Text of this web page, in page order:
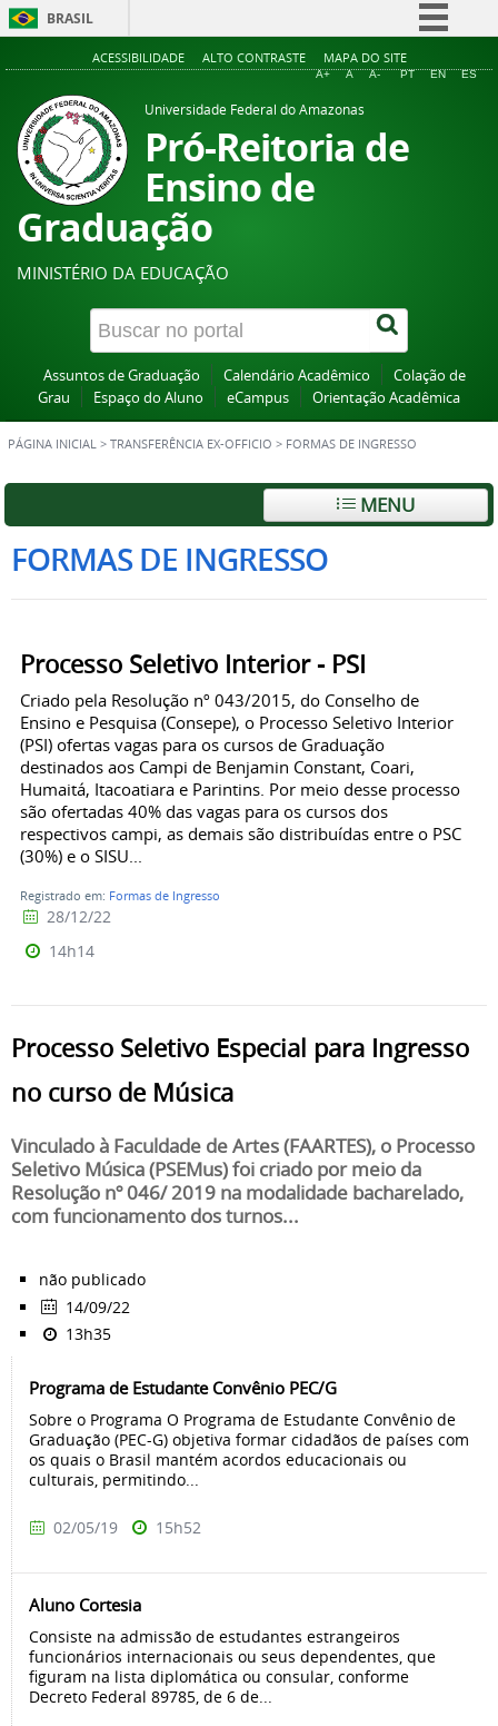
BRASIL
Simplifique!
Acesso à informação
ACESSIBILIDADE ALTO CONTRASTE MAPA DO SITE
A+ A A- PT EN ES
Universidade Federal do Amazonas
Pró-Reitoria de
Ensino de
Graduação
MINISTÉRIO DA EDUCAÇÃO
Assuntos de Graduação Calendário Acadêmico
Colação de
Grau
Espaço do Aluno eCampus Orientação Acadêmica
PÁGINA INICIAL > TRANSFERÊNCIA EX-OFFICIO > FORMAS DE INGRESSO
MENU
FORMAS DE INGRESSO
Processo Seletivo Interior - PSI
Criado pela Resolução nº 043/2015, do Conselho de
Ensino e Pesquisa (Consepe), o Processo Seletivo Interior
(PSI) ofertas vagas para os cursos de Graduação
destinados aos Campi de Benjamin Constant, Coari,
Humaitá, Itacoatiara e Parintins. Por meio desse processo
são ofertadas 40% das vagas para os cursos dos
respectivos campi, as demais são distribuídas entre o PSC
(30%) e o SISU...
Registrado em: Formas de Ingresso
28/12/22
14h14
Processo Seletivo Especial para Ingresso
no curso de Música
Vinculado à Faculdade de Artes (FAARTES), o Processo
Seletivo Música (PSEMus) foi criado por meio da
Resolução nº 046/ 2019 na modalidade bacharelado,
com funcionamento dos turnos...
não publicado
14/09/22
13h35
Programa de Estudante Convênio PEC/G
Sobre o Programa O Programa de Estudante Convênio de
Graduação (PEC-G) objetiva formar cidadãos de países com
os quais o Brasil mantém acordos educacionais ou
culturais, permitindo...
02/05/19 15h52
Aluno Cortesia
Consiste na admissão de estudantes estrangeiros
funcionários internacionais ou seus dependentes, que
figuram na lista diplomática ou consular, conforme
Decreto Federal 89785, de 6 de...